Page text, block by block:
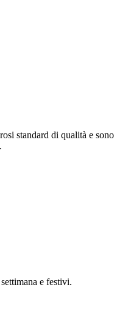
standard di qualità e sono
e festivi.